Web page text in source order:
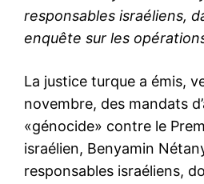
responsables israéliens,
enquête sur les
La justice turque a émis,
novembre, des mandats
«génocide» contre le
israélien, Benyamin
responsables israéliens,